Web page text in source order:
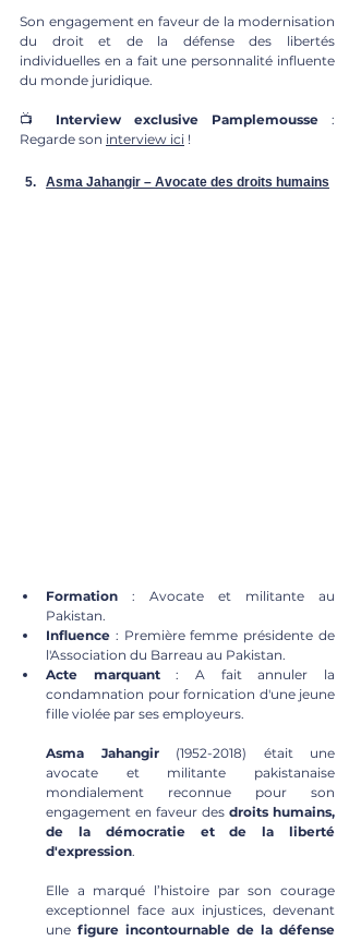
Son engagement en faveur de la modernisation
du droit et de la défense des libertés
individuelles en a fait une personnalité influente
du monde juridique.
📺 Interview exclusive Pamplemousse :
Regarde son interview ici !
Asma Jahangir – Avocate des droits humains
Formation : Avocate et militante au
Pakistan.
Influence : Première femme présidente de
l'Association du Barreau au Pakistan.
Acte marquant : A fait annuler la
condamnation pour fornication d'une jeune
fille violée par ses employeurs.
Asma Jahangir (1952-2018) était une
avocate et militante pakistanaise
mondialement reconnue pour son
engagement en faveur des droits humains,
de la démocratie et de la liberté
d'expression.
Elle a marqué l’histoire par son courage
exceptionnel face aux injustices, devenant
une figure incontournable de la défense